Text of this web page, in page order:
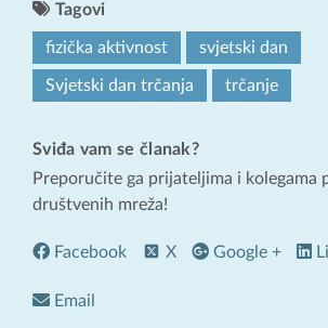
Tagovi
fizička aktivnost svjetski dan
Svjetski dan trčanja trčanje
Sviđa vam se članak?
Preporučite ga prijateljima i kolegama
društvenih mreža!
Facebook X Google +
Email